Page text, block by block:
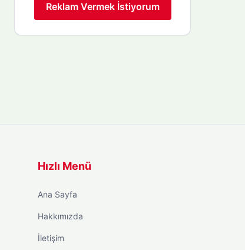
Reklam Vermek İstiyorum
Hızlı Menü
Ana Sayfa
Hakkımızda
İletişim